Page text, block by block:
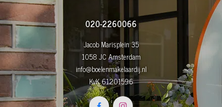
020-2260066
Jacob Marisplein 35
1058 JC Amsterdam
info@boelenmakelaardij.nl
KvK 61201596